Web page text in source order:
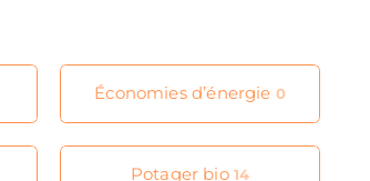
Économies d’énergie 0
Potager bio 14